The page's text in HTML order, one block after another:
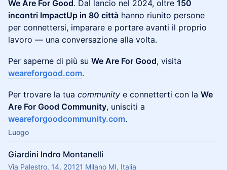
We Are For Good. Dal lancio nel 2024, oltre 150
incontri ImpactUp in 80 città hanno riunito persone
per connettersi, imparare e portare avanti il proprio
lavoro — una conversazione alla volta.
​Per saperne di più su We Are For Good, visita
weareforgood.com.
​Per trovare la tua community e connetterti con la We
Are For Good Community, unisciti a
weareforgoodcommunity.com.
Luogo
Giardini Indro Montanelli
Via Palestro, 14, 20121 Milano MI, Italia